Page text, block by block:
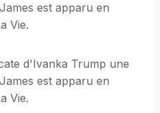
est apparu en
Vie.
d'Ivanka Trump une
est apparu en
Vie.